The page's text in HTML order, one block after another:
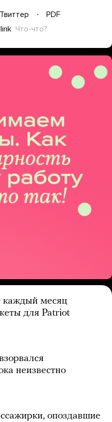
Твиттер
PDF
Что-что?
каждый месяц
для Patriot
неизвестно
опоздавшие